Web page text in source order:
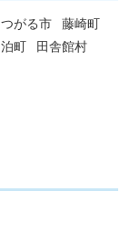
つがる市
藤崎町
町
田舎館村